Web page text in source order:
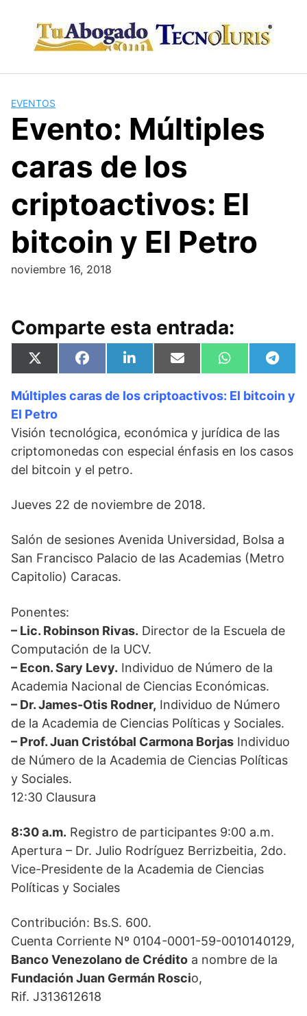
content
EVENTOS
Evento: Múltiples
caras de los
criptoactivos: El
bitcoin y El Petro
noviembre 16, 2018
Comparte esta entrada:
Compartir
en
X
(
w
i
t
t
e
r
)
Compartir
en
F
a
e
o
k
Compartir
en
L
i
k
I
n
Compartir
en
E
m
i
Compartir
en
W
h
t
p
p
en
T
e
e
a
m
Múltiples caras de los criptoactivos: El bitcoin y
El Petro
Visión tecnológica, económica y jurídica de las
criptomonedas con especial énfasis en los casos
del bitcoin y el petro.
Jueves 22 de noviembre de 2018.
Salón de sesiones Avenida Universidad, Bolsa a
San Francisco Palacio de las Academias (Metro
Capitolio) Caracas.
Ponentes:
– Lic. Robinson Rivas. Director de la Escuela de
Computación de la UCV.
– Econ. Sary Levy. Individuo de Número de la
Academia Nacional de Ciencias Económicas.
– Dr. James-Otis Rodner, Individuo de Número
de la Academia de Ciencias Políticas y Sociales.
– Prof. Juan Cristóbal Carmona Borjas Individuo
de Número de la Academia de Ciencias Políticas
y Sociales.
12:30 Clausura
8:30 a.m. Registro de participantes 9:00 a.m.
Apertura – Dr. Julio Rodríguez Berrizbeitia, 2do.
Vice-Presidente de la Academia de Ciencias
Políticas y Sociales
Contribución: Bs.S. 600.
Cuenta Corriente Nº 0104-0001-59-0010140129,
Banco Venezolano de Crédito a nombre de la
Fundación Juan Germán Roscio,
Rif. J313612618